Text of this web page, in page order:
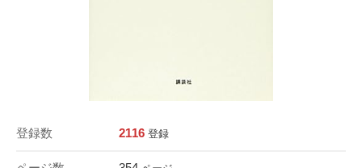
登録数 2116 登録